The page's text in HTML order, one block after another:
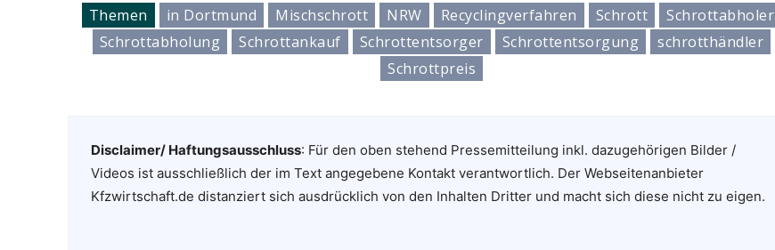
Themen in Dortmund Mischschrott NRW Recyclingverfahren Schrott
Schrottabholer
Schrottabholung
Schrottankauf Schrottentsorger Schrottentsorgung
schrotthändler
Schrottpreis
Disclaimer/ Haftungsausschluss: Für den oben stehend Pressemitteilung inkl. dazugehörigen Bilder /
Videos ist ausschließlich der im Text angegebene Kontakt verantwortlich. Der Webseitenanbieter
Kfzwirtschaft.de distanziert sich ausdrücklich von den Inhalten Dritter und macht sich diese nicht zu eigen.